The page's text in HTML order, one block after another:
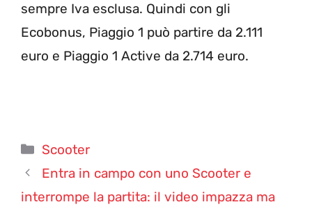
sempre Iva esclusa. Quindi con gli
Ecobonus, Piaggio 1 può partire da 2.111
euro e Piaggio 1 Active da 2.714 euro.
Categorie
Scooter
Entra in campo con uno Scooter e
interrompe la partita: il video impazza ma